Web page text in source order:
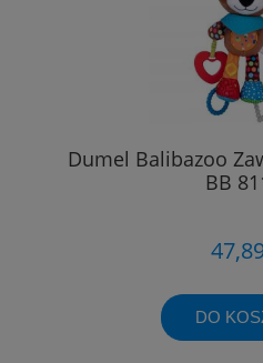
Dumel Balibazoo
BB
DO